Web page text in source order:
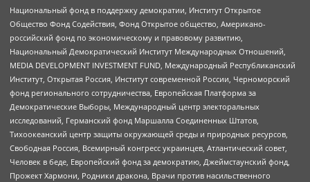
Национальный фонд в поддержку демократии, Институт Открытое
Общество Фонд Содействия, Фонд Открытое общество, Американо-
российский фонд по экономическому и правовому развитию,
Национальный Демократический Институт Международных Отношений,
MEDIA DEVELOPMENT INVESTMENT FUND, Международный Республиканский
Институт, Открытая Россия, Институт современной России, Черноморский
фонд регионального сотрудничества, Европейская Платформа за
Демократические Выборы, Международный центр электоральных
исследований, Германский фонд Маршалла Соединенных Штатов,
Тихоокеанский центр защиты окружающей среды и природных ресурсов,
Свободная Россия, Всемирный конгресс украинцев, Атлантический совет,
Человек в беде, Европейский фонд за демократию, Джеймстаунский фонд,
Прожект Хармони, Родники дракона, Врачи против насильственного